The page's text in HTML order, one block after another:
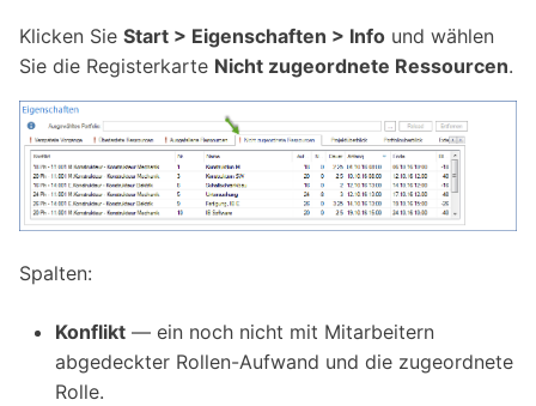
Klicken Sie Start > Eigenschaften > Info und wählen
Sie die Registerkarte Nicht zugeordnete Ressourcen.
Spalten:
Konflikt — ein noch nicht mit Mitarbeitern
abgedeckter Rollen-Aufwand und die zugeordnete
Rolle.